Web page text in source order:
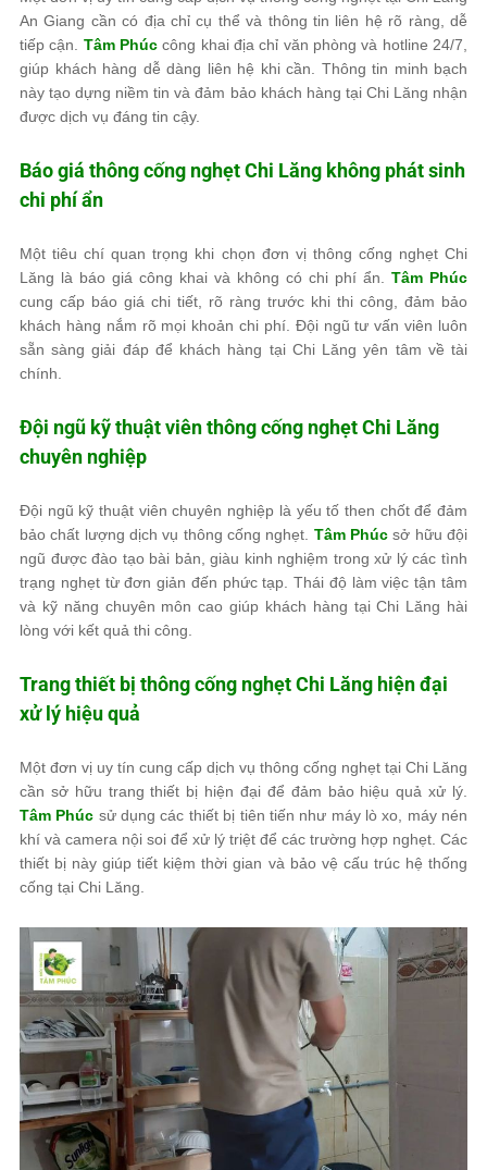
An Giang cần có địa chỉ cụ thể và thông tin liên hệ rõ ràng, dễ
tiếp cận. Tâm Phúc công khai địa chỉ văn phòng và hotline 24/7,
giúp khách hàng dễ dàng liên hệ khi cần. Thông tin minh bạch
này tạo dựng niềm tin và đảm bảo khách hàng tại Chi Lăng nhận
được dịch vụ đáng tin cậy.
Báo giá thông cống nghẹt Chi Lăng không phát sinh
chi phí ẩn
Một tiêu chí quan trọng khi chọn đơn vị thông cống nghẹt Chi
Lăng là báo giá công khai và không có chi phí ẩn. Tâm Phúc
cung cấp báo giá chi tiết, rõ ràng trước khi thi công, đảm bảo
khách hàng nắm rõ mọi khoản chi phí. Đội ngũ tư vấn viên luôn
sẵn sàng giải đáp để khách hàng tại Chi Lăng yên tâm về tài
chính.
Đội ngũ kỹ thuật viên thông cống nghẹt Chi Lăng
chuyên nghiệp
Đội ngũ kỹ thuật viên chuyên nghiệp là yếu tố then chốt để đảm
bảo chất lượng dịch vụ thông cống nghẹt. Tâm Phúc sở hữu đội
ngũ được đào tạo bài bản, giàu kinh nghiệm trong xử lý các tình
trạng nghẹt từ đơn giản đến phức tạp. Thái độ làm việc tận tâm
và kỹ năng chuyên môn cao giúp khách hàng tại Chi Lăng hài
lòng với kết quả thi công.
Trang thiết bị thông cống nghẹt Chi Lăng hiện đại
xử lý hiệu quả
Một đơn vị uy tín cung cấp dịch vụ thông cống nghẹt tại Chi Lăng
cần sở hữu trang thiết bị hiện đại để đảm bảo hiệu quả xử lý.
Tâm Phúc sử dụng các thiết bị tiên tiến như máy lò xo, máy nén
khí và camera nội soi để xử lý triệt để các trường hợp nghẹt. Các
thiết bị này giúp tiết kiệm thời gian và bảo vệ cấu trúc hệ thống
cống tại Chi Lăng.